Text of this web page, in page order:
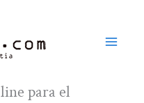
para el